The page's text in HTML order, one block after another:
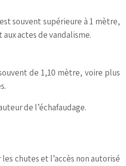
souvent supérieure à 1 mètre,
actes de vandalisme.
de 1,10 mètre, voire plus
de l’échafaudage.
chutes et l’accès non autorisé